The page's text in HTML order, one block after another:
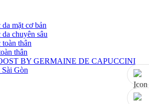
da mặt cơ bản
da chuyên sâu
toàn thân
thân
BY GERMAINE DE CAPUCCINI
Sài Gòn